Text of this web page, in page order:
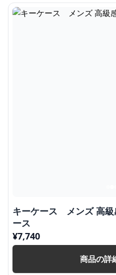
キーケース メンズ 高級
ース
¥7,740
商品の詳